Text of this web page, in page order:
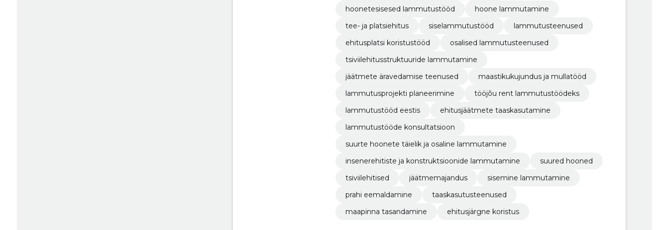
hoonetesisesed lammutustööd
hoone lammutamine
tee- ja platsiehitus
siselammutustööd
lammutusteenused
ehitusplatsi koristustööd
osalised lammutusteenused
tsiviilehitusstruktuuride lammutamine
jäätmete äravedamise teenused
maastikukujundus ja mullatööd
lammutusprojekti planeerimine
tööjõu rent lammutustöödeks
lammutustööd eestis
ehitusjäätmete taaskasutamine
lammutustööde konsultatsioon
suurte hoonete täielik ja osaline lammutamine
insenerehitiste ja konstruktsioonide lammutamine
suured hooned
tsiviilehitised
jäätmemajandus
sisemine lammutamine
prahi eemaldamine
taaskasutusteenused
maapinna tasandamine
ehitusjärgne koristus